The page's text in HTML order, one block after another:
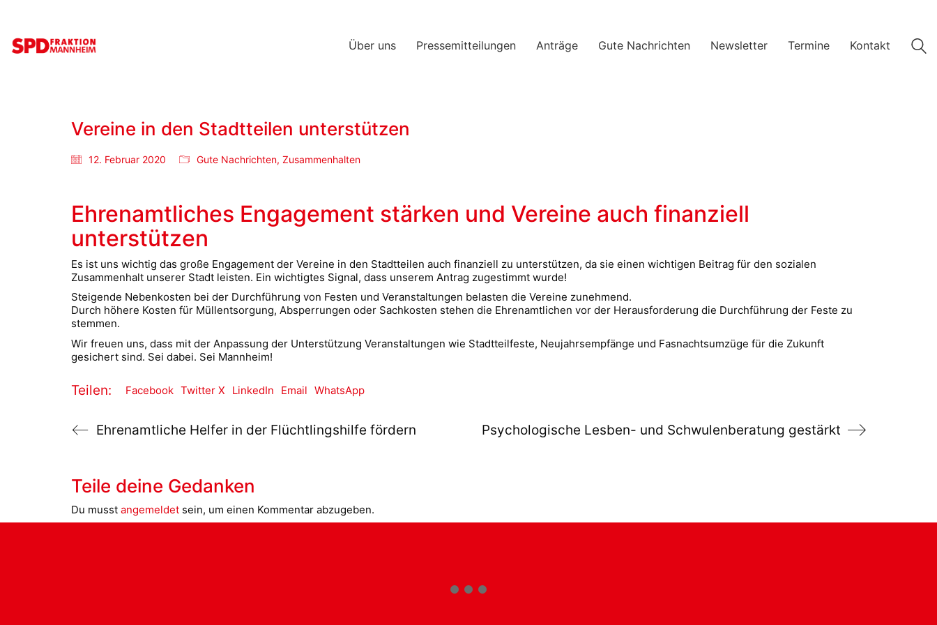
Über uns Pressemitteilungen Anträge Gute Nachrichten Newsletter Termine Kontakt
Vereine in den Stadtteilen unterstützen
12. Februar 2020 Gute Nachrichten, Zusammenhalten
Ehrenamtliches Engagement stärken und Vereine auch finanziell
unterstützen
Es ist uns wichtig das große Engagement der Vereine in den Stadtteilen auch finanziell zu unterstützen, da sie einen wichtigen Beitrag für den sozialen
Zusammenhalt unserer Stadt leisten. Ein wichtigtes Signal, dass unserem Antrag zugestimmt wurde!
Steigende Nebenkosten bei der Durchführung von Festen und Veranstaltungen belasten die Vereine zunehmend.
Durch höhere Kosten für Müllentsorgung, Absperrungen oder Sachkosten stehen die Ehrenamtlichen vor der Herausforderung die Durchführung der Feste zu
stemmen.
Wir freuen uns, dass mit der Anpassung der Unterstützung Veranstaltungen wie Stadtteilfeste, Neujahrsempfänge und Fasnachtsumzüge für die Zukunft
gesichert sind. Sei dabei. Sei Mannheim!
Teilen: Facebook Twitter X LinkedIn Email WhatsApp
Ehrenamtliche Helfer in der Flüchtlingshilfe fördern Psychologische Lesben- und Schwulenberatung gestärkt
Teile deine Gedanken
Du musst angemeldet sein, um einen Kommentar abzugeben.